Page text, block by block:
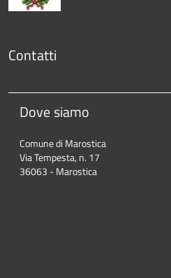
Contatti
Dove siamo
Comune di Marostica
Via Tempesta, n. 17
36063 - Marostica